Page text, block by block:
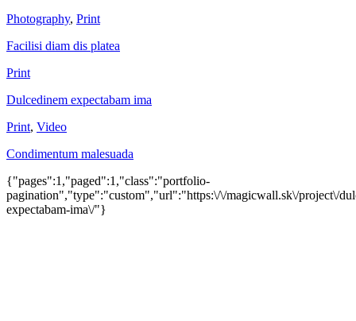
Photography, Print
Facilisi diam dis platea
Print
Dulcedinem expectabam ima
Print, Video
Condimentum malesuada
{"pages":1,"paged":1,"class":"portfolio-
pagination","type":"custom","url":"https:\/\/magicwall.sk\/project\/
expectabam-ima\/"}